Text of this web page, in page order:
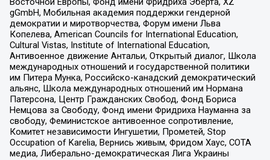
gGmbH, Мобильная академия поддержки гендерной
демократии и миротворчества, Форум имени Льва
Копелева, American Councils for International Education,
Cultural Vistas, Institute of International Education,
Антивоенное движение Антальи, Открытый диалог, Школа
международных отношений и государственной политики
им Питера Мунка, Российско-канадский демократический
альянс, Школа международных отношений им Нормана
Патерсона, Центр Гражданских Свобод, Фонд Бориса
Немцова за Свободу, Фонд имени Фридриха Науманна за
свободу, Феминистское антивоенное сопротивление,
Комитет независимости Ингушетии, Прометей, Stop
Occupation of Karelia, Вернись живым, Фридом Хаус, СОТА
медиа, Либерально-демократическая Лига Украины